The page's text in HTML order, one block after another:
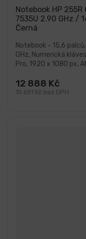
Notebook HP 255R
7535U 2.90 GHz /
Černá
produktu
je
5,0
z
hvězdiček.
10 651 Kč bez DPH
12 888 Kč
Notebook - 15,6
GHz, Numerická
Pro, 1920 x 1080 px,